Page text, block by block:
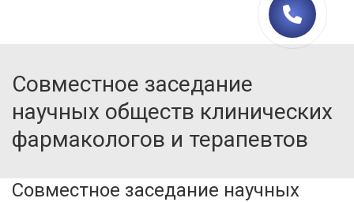
Совместное заседание
научных обществ клинических
фармакологов и терапевтов
Совместное заседание научных